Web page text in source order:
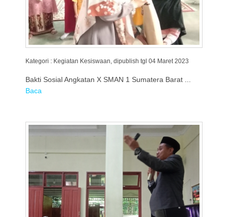
Kategori : Kegiatan Kesiswaan, dipublish tgl 04 Maret 2023
Bakti Sosial Angkatan X SMAN 1 Sumatera Barat ...
Baca